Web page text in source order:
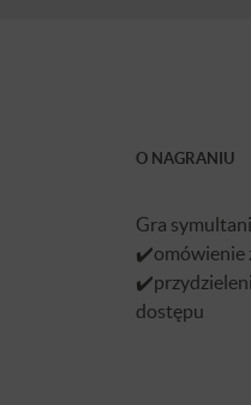
O NAGRANIU
Gra
✔️omówienie
dostępu